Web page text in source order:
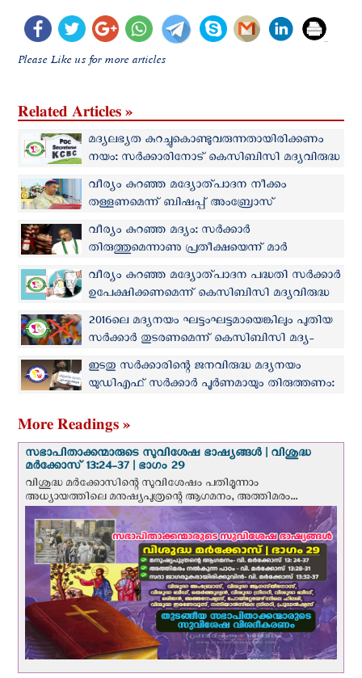
Please Like us for more articles
Related Articles »
മദ്യലഭ്യത കുറച്ചുകൊണ്ടുവരുന്നതായിരിക്കണം
നയം: സര്‍ക്കാരിനോട് കെസിബിസി മദ്യവിരുദ്ധ
സമിതി
വീര്യം കുറഞ്ഞ മദ്യോത്പാദന നീക്കം
തള്ളണമെന്ന് ബിഷപ്പ് അംബ്രോസ്
പുത്തൻവീട്ടിൽ
വീര്യം കുറഞ്ഞ മദ്യം: സർക്കാർ
തിരുത്തുമെന്നാണു പ്രതീക്ഷയെന്ന് മാർ
ജോസഫ് പാംപ്ലാനി
വീര്യം കുറഞ്ഞ മദ്യോത്പാദന പദ്ധതി സർക്കാർ
ഉപേക്ഷിക്കണമെന്ന് കെസിബിസി മദ്യവിരുദ്ധ
സമിതി
2016ലെ മദ്യനയം ഘട്ടംഘട്ടമായെങ്കിലും പുതിയ
സർക്കാർ തുടരണമെന്ന് കെസിബിസി മദ്യ-
ലഹരി വിരുദ്ധ സമിതി
ഇടതു സർക്കാരിന്റെ ജനവിരുദ്ധ മദ്യനയം
യുഡിഎഫ് സർക്കാർ പൂർണമായും തിരുത്തണം:
More Readings »
സഭാപിതാക്കന്മാരുടെ സുവിശേഷ ഭാഷ്യങ്ങള്‍ | വിശുദ്ധ
മര്‍ക്കോസ് 13:24-37 | ഭാഗം 29
വിശുദ്ധ മര്‍ക്കോസിന്റെ സുവിശേഷം പതിമൂന്നാം
അധ്യായത്തിലെ മനുഷ്യപുത്രന്റെ ആഗമനം, അത്തിമരം...